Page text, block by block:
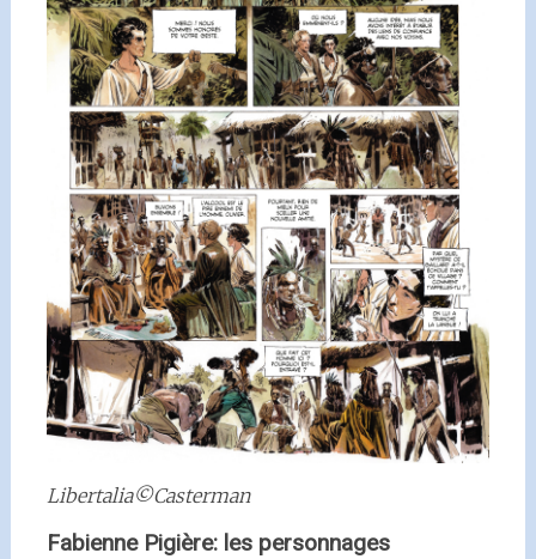
Libertalia©Casterman
Fabienne Pigière: les personnages